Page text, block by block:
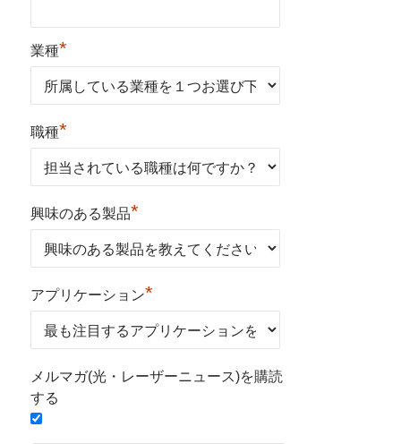
業種*
職種*
興味のある製品*
アプリケーション*
メルマガ(光・レーザーニュース)を購読
する